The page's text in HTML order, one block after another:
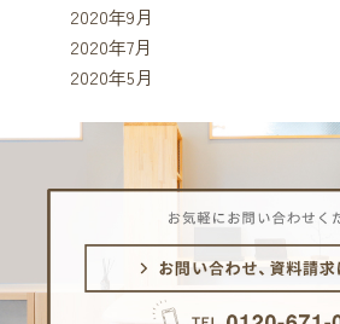
2020年9月
2020年7月
2020年5月